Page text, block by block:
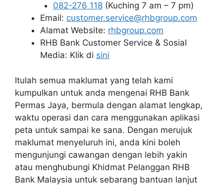
082-276 118(Kuching 7 am – 7 pm)
Email: customer.service@rhbgroup.com
Alamat Website: rhbgroup.com
RHB Bank Customer Service & Sosial
Media: Klik di sini
Itulah semua maklumat yang telah kami
kumpulkan untuk anda mengenai RHB Bank
Permas Jaya, bermula dengan alamat lengkap,
waktu operasi dan cara menggunakan aplikasi
peta untuk sampai ke sana. Dengan merujuk
maklumat menyeluruh ini, anda kini boleh
mengunjungi cawangan dengan lebih yakin
atau menghubungi Khidmat Pelanggan RHB
Bank Malaysia untuk sebarang bantuan lanjut